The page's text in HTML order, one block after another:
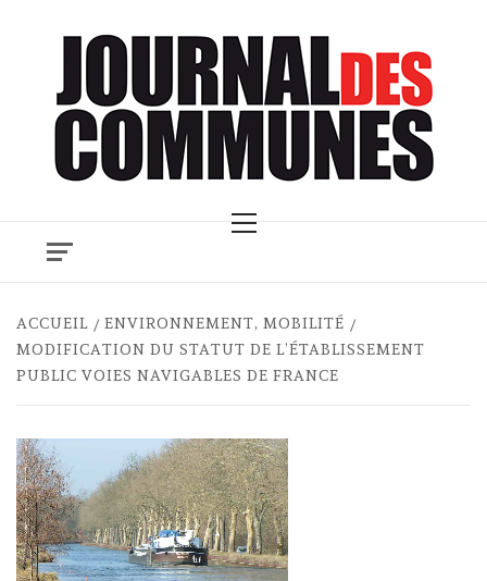
Menu
ACCUEIL
ENVIRONNEMENT, MOBILITÉ
MODIFICATION DU STATUT DE L’ÉTABLISSEMENT
PUBLIC VOIES NAVIGABLES DE FRANCE